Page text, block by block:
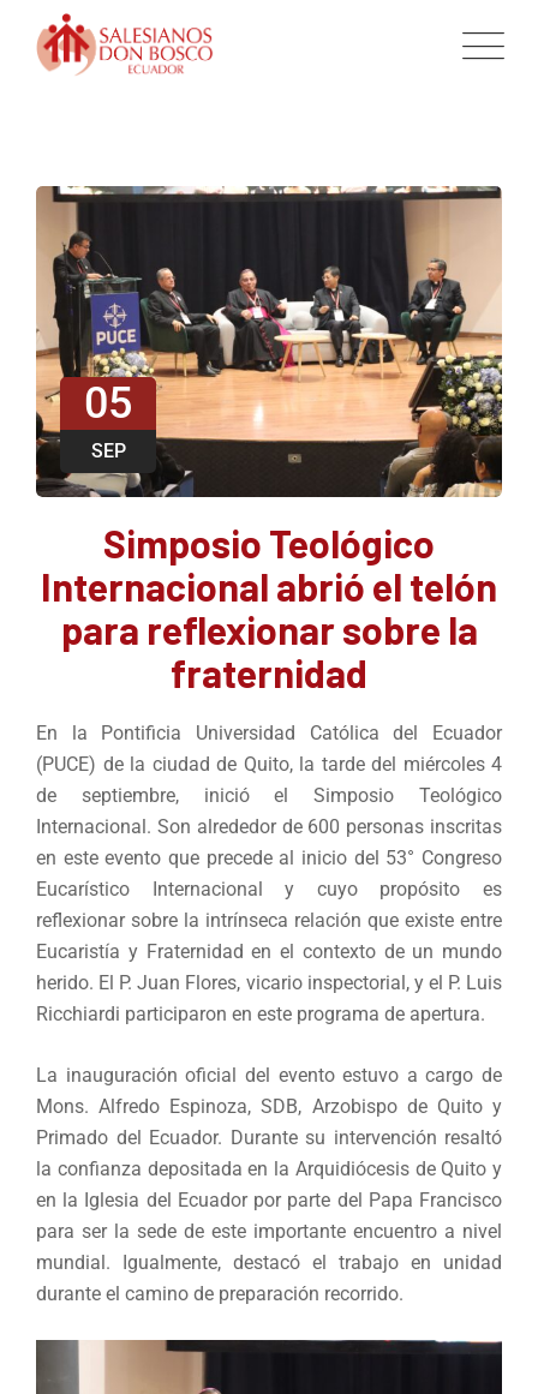
05
SEP
Simposio Teológico
Internacional abrió el telón
para reflexionar sobre la
fraternidad
En la Pontificia Universidad Católica del Ecuador
(PUCE) de la ciudad de Quito, la tarde del miércoles 4
de septiembre, inició el Simposio Teológico
Internacional. Son alrededor de 600 personas inscritas
en este evento que precede al inicio del 53° Congreso
Eucarístico Internacional y cuyo propósito es
reflexionar sobre la intrínseca relación que existe entre
Eucaristía y Fraternidad en el contexto de un mundo
herido. El P. Juan Flores, vicario inspectorial, y el P. Luis
Ricchiardi participaron en este programa de apertura.
La inauguración oficial del evento estuvo a cargo de
Mons. Alfredo Espinoza, SDB, Arzobispo de Quito y
Primado del Ecuador. Durante su intervención resaltó
la confianza depositada en la Arquidiócesis de Quito y
en la Iglesia del Ecuador por parte del Papa Francisco
para ser la sede de este importante encuentro a nivel
mundial. Igualmente, destacó el trabajo en unidad
durante el camino de preparación recorrido.